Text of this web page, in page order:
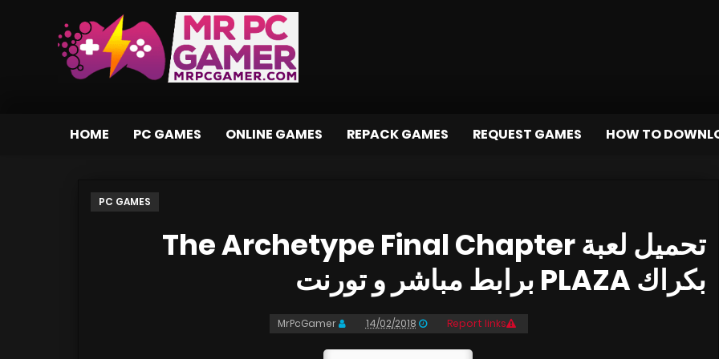
HOME PC GAMES ONLINE GAMES REPACK GAMES REQUEST GAMES HOW TO
PC GAMES
تحميل لعبة The Archetype Final Chapter
بكراك PLAZA برابط مباشر و تورنت
MrPcGamer 14/02/2018 Report links